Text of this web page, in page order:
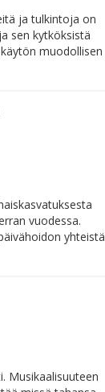
ja tulkintoja on
sen kytköksistä
muodollisen
vuodessa.
yhteistä
Musikaalisuuteen